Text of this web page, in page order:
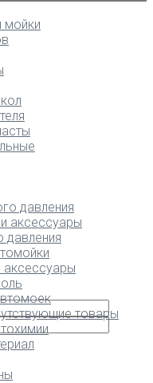
мойки
давления
аксессуары
давления
аксессуары
товары